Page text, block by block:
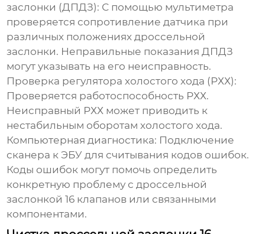
заслонки (ДПДЗ): С помощью мультиметра
проверяется сопротивление датчика при
различных положениях дроссельной
заслонки. Неправильные показания ДПДЗ
могут указывать на его неисправность.
Проверка регулятора холостого хода (РХХ):
Проверяется работоспособность РХХ.
Неисправный РХХ может приводить к
нестабильным оборотам холостого хода.
Компьютерная диагностика: Подключение
сканера к ЭБУ для считывания кодов ошибок.
Коды ошибок могут помочь определить
конкретную проблему сдроссельной
заслонкой 16 клапанов или связанными
компонентами.